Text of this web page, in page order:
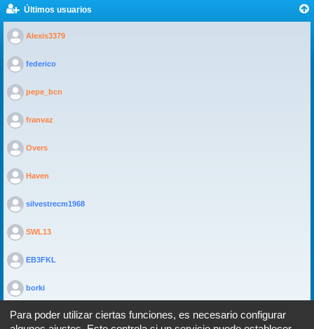
Últimos usuarios
> Alexis3379
> federico
> pepe_bcn
> franvaz
> Overs
> Haven
> silvestrecm1968
> SWL13
> EB3FKL
> borki
Para poder utilizar ciertas funciones, es necesario configurar